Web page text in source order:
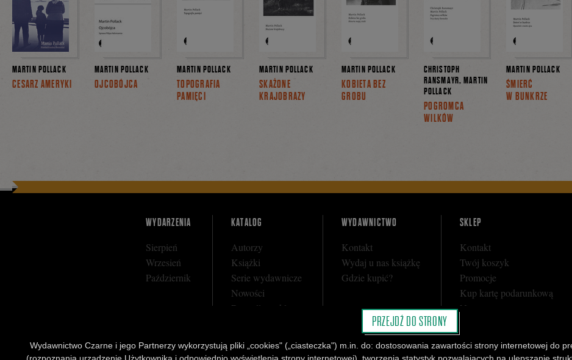
MARTIN POLLACK
CESARZ AMERYKI
MARTIN POLLACK
OJCOBÓJCA
MARTIN POLLACK
TOPOGRAFIA
PAMIĘCI
MARTIN POLLACK
SKAŻONE
KRAJOBRAZY
MARTIN POLLACK
KOBIETA BEZ
GROBU
CHRISTOPH
RANSMAYR, MARTIN
POLLACK
POGROMCA
WILKÓW
MARTIN POLLACK
ŚMIERĆ
W BUNKRZE
WYDARZENIA
Sierpień
Wrzesień
Październik
KATALOG
Autorzy
Książki
Serie wydawnicze
Nowości
Bestsellery sklepu
WYDAWNICTWO
Kontakt
Wydaj u nas książkę
Gdzie kupić?
SKLEP
Kontakt
Twój koszyk
Promocje
Kup kartę podarunkową
Nota prawna
Polityka prywatności
Regulamin Klubu Czarnego
PRZEJDŹ DO STRONY
Wydawnictwo Czarne i jego Partnerzy wykorzystują pliki „cookies" („ciasteczka") m.in. do: dostosowania zawartości strony internetowej do